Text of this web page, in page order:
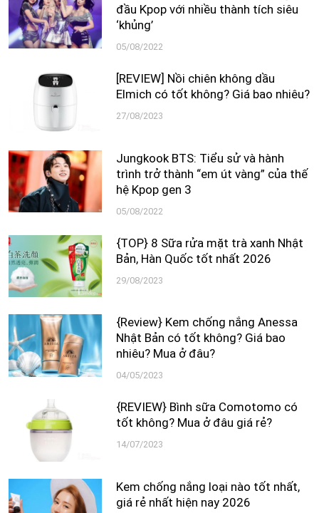
đầu Kpop với nhiều thành tích siêu
‘khủng’
05/08/2022
[REVIEW] Nồi chiên không dầu
Elmich có tốt không? Giá bao nhiêu?
27/08/2023
Jungkook BTS: Tiểu sử và hành
trình trở thành “em út vàng” của thế
hệ Kpop gen 3
05/08/2022
{TOP} 8 Sữa rửa mặt trà xanh Nhật
Bản, Hàn Quốc tốt nhất 2026
29/08/2023
{Review} Kem chống nắng Anessa
Nhật Bản có tốt không? Giá bao
nhiêu? Mua ở đâu?
04/05/2023
{REVIEW} Bình sữa Comotomo có
tốt không? Mua ở đâu giá rẻ?
14/07/2023
Kem chống nắng loại nào tốt nhất,
giá rẻ nhất hiện nay 2026